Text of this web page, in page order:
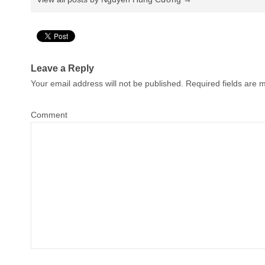
Leave a Reply
Your email address will not be published. Required fields are
Comment